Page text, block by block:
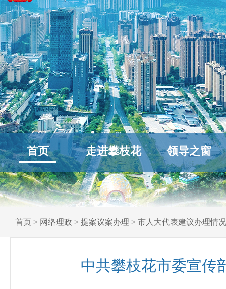
首页 走进攀枝花 领导之窗
首页 > 网络理政 > 提案议案办理 > 市人大代表建议办理情况
中共攀枝花市委宣传